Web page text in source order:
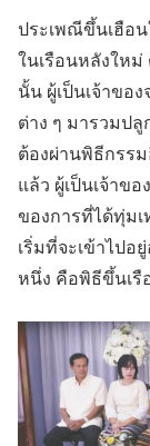
ประเพณีขึ้นเฮือ
ในเรือนหลังใหม่
นั้น ผู้เป็นเจ้าขอ
ต่าง ๆ มารวมปลู
ต้องผ่านพิธีกรรม
แล้ว ผู้เป็นเจ้าข
ของการที่ได้ทุ่มเ
เริ่มที่จะเข้าไป
หนึ่ง คือพิธีขึ้นเรื